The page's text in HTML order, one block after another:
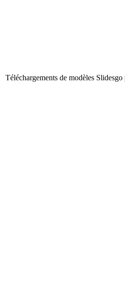
Téléchargements de modèles Slidesgo